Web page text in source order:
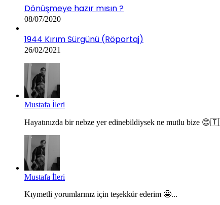
Dönüşmeye hazır mısın ?
08/07/2020
1944 Kırım Sürgünü (Röportaj)
26/02/2021
Mustafa İleri
Hayatınızda bir nebze yer edinebildiysek ne mutlu bize
Mustafa İleri
Kıymetli yorumlarınız için teşekkür ederim 🤩...